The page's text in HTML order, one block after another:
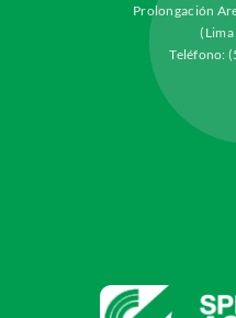
Prolongación
(Lima
Teléfono: